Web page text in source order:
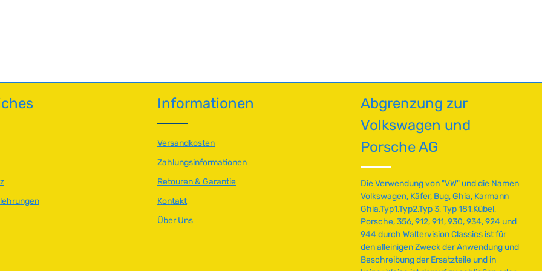
Wert ein oder benutze die Schaltflächen um die Anzahl zu erhöhen oder zu
Informationen
Versandkosten
Zahlungsinformationen
Retouren & Garantie
Kontakt
Über Uns
Abgrenzung zur
Volkswagen und
Porsche AG
Die Verwendung von "VW" und die Namen
Volkswagen, Käfer, Bug, Ghia, Karmann
Ghia,Typ1,Typ2,Typ 3, Typ 181,Kübel,
Porsche, 356, 912, 911, 930, 934, 924 und
944 durch Waltervision Classics ist für
den alleinigen Zweck der Anwendung und
Beschreibung der Ersatzteile und in